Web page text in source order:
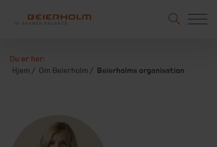
Du er her:
Hjem
Om Beierholm Beierholms organisation